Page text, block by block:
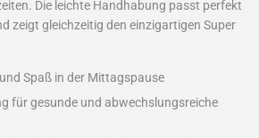
Die leichte Handhabung passt perfekt
zeigt gleichzeitig den einzigartigen Super
Spaß in der Mittagspause
für gesunde und abwechslungsreiche